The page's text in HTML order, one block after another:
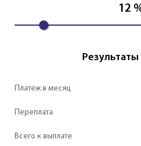
12
Результаты
Платеж в месяц
Переплата
Всего к выплате